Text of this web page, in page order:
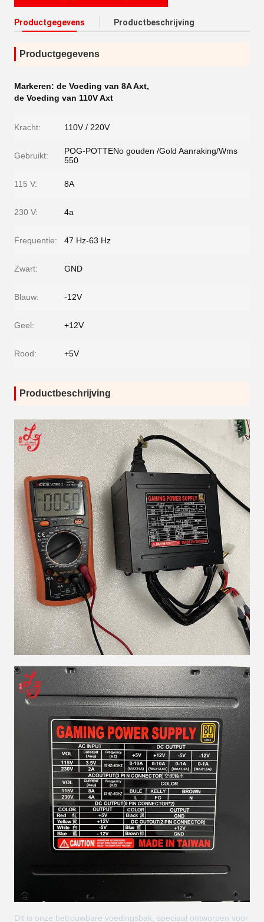
Productgegevens Productbeschrijving
Productgegevens
Markeren: de Voeding van 8A Axt,
de Voeding van 110V Axt
Kracht: 110V / 220V
Gebruikt:
POG-POTTENo gouden /Gold Aanraking/Wms
550
115 V: 8A
230 V: 4a
Frequentie: 47 Hz-63 Hz
Zwart: GND
Blauw: -12V
Geel: +12V
Rood: +5V
Productbeschrijving
Dit is onze betrouwbare voedingsbak, speciaal ontworpen voor